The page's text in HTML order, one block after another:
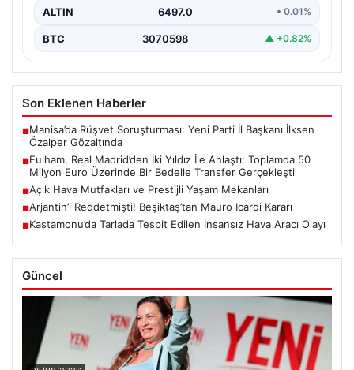
ALTIN 6497.0 • 0.01%
BTC 3070598 ▲ +0.82%
Son Eklenen Haberler
■Manisa’da Rüşvet Soruşturması: Yeni Parti İl Başkanı İlksen
Özalper Gözaltında
■Fulham, Real Madrid’den İki Yıldız İle Anlaştı: Toplamda 50
Milyon Euro Üzerinde Bir Bedelle Transfer Gerçekleşti
■Açık Hava Mutfakları ve Prestijli Yaşam Mekanları
■Arjantin’i Reddetmişti! Beşiktaş’tan Mauro Icardi Kararı
■Kastamonu’da Tarlada Tespit Edilen İnsansız Hava Aracı Olayı
Güncel